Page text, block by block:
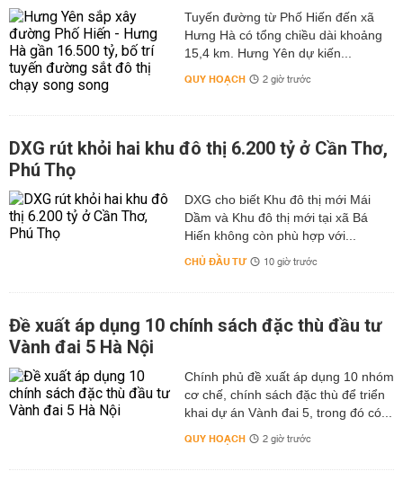
Tuyến đường từ Phố Hiến đến xã
Hưng Hà có tổng chiều dài khoảng
15,4 km. Hưng Yên dự kiến...
QUY HOẠCH 2 giờ trước
DXG rút khỏi hai khu đô thị 6.200 tỷ ở Cần Thơ,
Phú Thọ
DXG cho biết Khu đô thị mới Mái
Dầm và Khu đô thị mới tại xã Bá
Hiến không còn phù hợp với...
CHỦ ĐẦU TƯ 10 giờ trước
Đề xuất áp dụng 10 chính sách đặc thù đầu tư
Vành đai 5 Hà Nội
Chính phủ đề xuất áp dụng 10 nhóm
cơ chế, chính sách đặc thù để triển
khai dự án Vành đai 5, trong đó có...
QUY HOẠCH 2 giờ trước